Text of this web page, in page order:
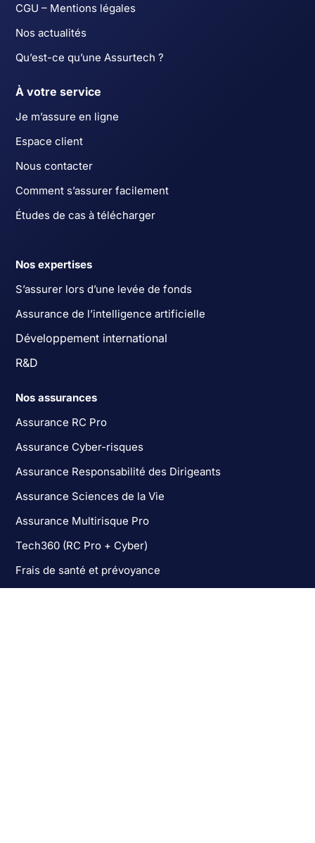
CGU – Mentions légales
Nos actualités
Qu’est-ce qu’une Assurtech ?
À votre service
Je m’assure en ligne
Espace client
Nous contacter
Comment s’assurer facilement
Études de cas à télécharger
Nos expertises
S’assurer lors d’une levée de fonds
Assurance de l’intelligence artificielle
Développement international
R&D
Nos assurances
Assurance RC Pro
Assurance Cyber-risques
Assurance Responsabilité des Dirigeants
Assurance Sciences de la Vie
Assurance Multirisque Pro
Tech360 (RC Pro + Cyber)
Frais de santé et prévoyance